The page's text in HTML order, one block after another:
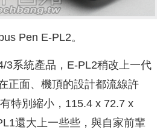
Pen E-PL2。
3系統產品，E-PL2稍改上一代
正面、機頂的設計都流線許
特別縮小，115.4 x 72.7 x
還大上一些些，與自家前輩